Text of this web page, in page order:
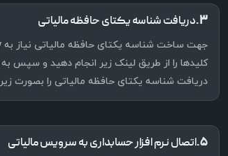
۳. دریافت شناسه یکتای حافظه مالیاتی
کلیدها را از طریق لینک زیر انجام دهید و سپس
دریافت شناسه یکتای حافظه مالیاتی را بصورت
۵. اتصال نرم افزار حسابداری به سرویس مالیاتی